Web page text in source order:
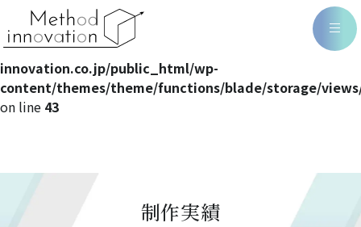
Warning: Undefined array key 0 in
/home/methodin/method-
innovation.co.jp/public_html/wp-
content/themes/theme/functions/blade/storage/views/
on line 43
制作実績